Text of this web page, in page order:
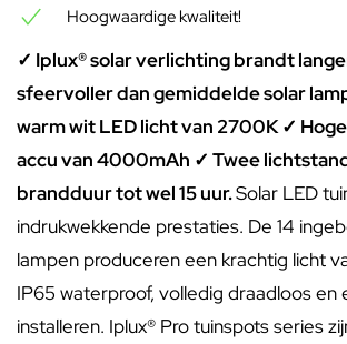
Hoogwaardige kwaliteit!
✓ Iplux® solar verlichting brandt
sfeervoller dan gemiddelde solar
warm wit LED licht van 2700K ✓
accu van 4000mAh ✓ Twee
brandduur tot wel 15 uur.Solar LED
indrukwekkende prestaties. De 14
lampen produceren een krachtig licht
IP65 waterproof, volledig draadloos en
installeren. Iplux® Pro tuinspots series